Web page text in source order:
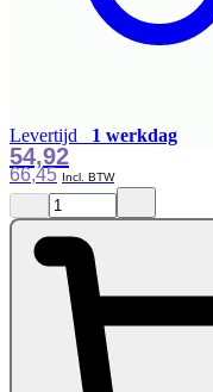
Levertijd 1 werkdag
66,45
54,92